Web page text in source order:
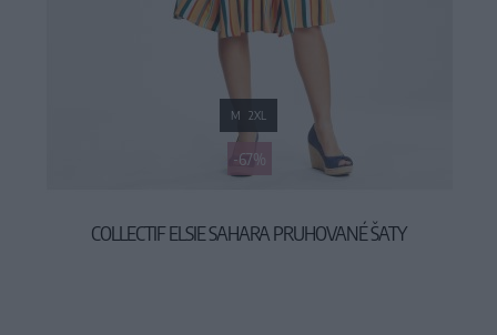
-67%
M 2XL
COLLECTIF ELSIE SAHARA PRUHOVANÉ ŠATY